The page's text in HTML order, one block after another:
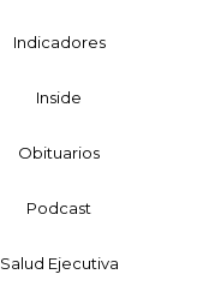
Indicadores
Inside
Obituarios
Podcast
Salud Ejecutiva